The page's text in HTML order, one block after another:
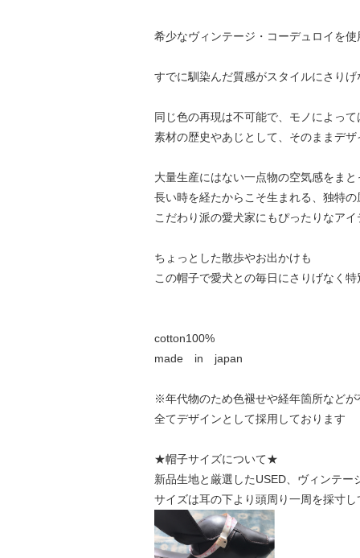
希少なヴィンテージ・コーデュロイを
すでに馴染んだ質感がスタイルにさり
同じ色の再現は不可能で、モノによっ
素材の歴史やあじとして、そのままデ
大量生産にはない一点物の空気感をまと
長い時を経たからこそ生まれる、独特
こだわり派の愛犬家にもぴったりなア
ちょっとした散歩やお出かけも
この帽子で愛犬との毎日にさりげなく特
cotton100%
made in japan
※年代物のため色褪せや経年箇所など
全てデザインとして採用しております
★帽子サイズについて★
新品生地と厳選したUSED、ヴィンテ
サイズは耳の下より頭周り一周を採寸